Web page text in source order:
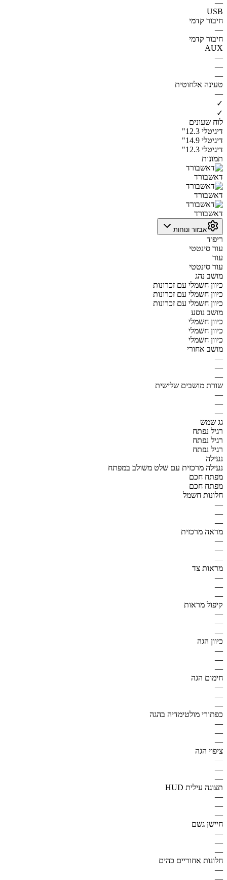
—
USB
חיבור קדמי
—
חיבור קדמי
AUX
—
—
—
טעינה אלחוטית
—
✓
✓
לוח שעונים
דיגיטלי 12.3"
דיגיטלי 14.9"
דיגיטלי 12.3"
תמונות
דאשבורד
דאשבורד
דאשבורד
אבזור ונוחות
ריפוד
עור סינטטי
עור
עור סינטטי
מושב נהג
כיוון חשמלי עם זכרונות
כיוון חשמלי עם זכרונות
כיוון חשמלי עם זכרונות
מושב נוסע
כיוון חשמלי
כיוון חשמלי
כיוון חשמלי
מושב אחורי
—
—
—
שורת מושבים שלישית
—
—
—
גג שמש
רגיל נפתח
רגיל נפתח
רגיל נפתח
נעילה
נעילה מרכזית עם שלט משולב במפתח
מפתח חכם
מפתח חכם
חלונות חשמל
—
—
—
מראה מרכזית
—
—
—
מראות צד
—
—
—
קיפול מראות
—
—
—
כיוון הגה
—
—
—
חימום הגה
—
—
—
כפתורי מולטימדיה בהגה
—
—
—
ציפוי הגה
—
—
—
תצוגה עילית HUD
—
—
—
חיישן גשם
—
—
—
חלונות אחוריים כהים
—